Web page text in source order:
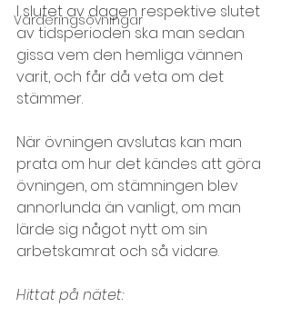
Värderingsövningar
I slutet av dagen respektive slutet
av tidsperioden ska man sedan
gissa vem den hemliga vännen
varit, och får då veta om det
stämmer.
När övningen avslutas kan man
prata om hur det kändes att göra
övningen, om stämningen blev
annorlunda än vanligt, om man
lärde sig något nytt om sin
arbetskamrat och så vidare.
Hittat på nätet: